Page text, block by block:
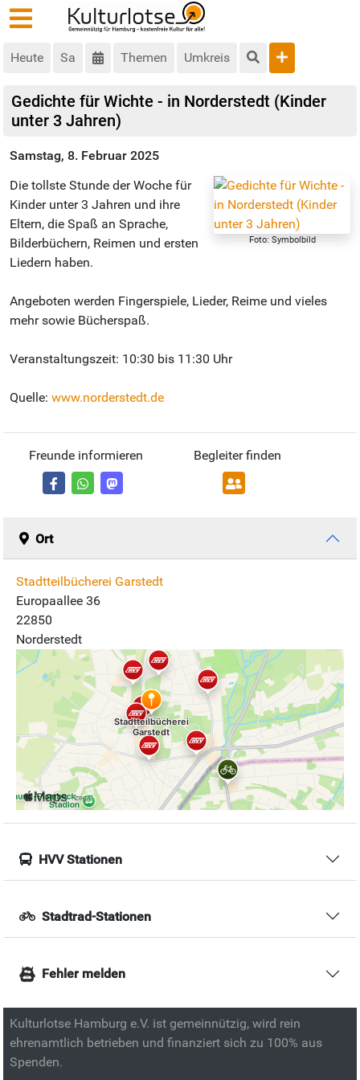
Heute Sa Themen Umkreis
Gedichte für Wichte - in Norderstedt (Kinder
unter 3 Jahren)
Samstag, 8. Februar 2025
Foto: Symbolbild
Die tollste Stunde der Woche für
Kinder unter 3 Jahren und ihre
Eltern, die Spaß an Sprache,
Bilderbüchern, Reimen und ersten
Liedern haben.
Angeboten werden Fingerspiele, Lieder, Reime und vieles
mehr sowie Bücherspaß.
Veranstaltungszeit: 10:30 bis 11:30 Uhr
Quelle: www.norderstedt.de
Freunde informieren Begleiter finden
Ort
Stadtteilbücherei Garstedt
Europaallee 36
22850
Norderstedt
HVV Stationen
Stadtrad-Stationen
Fehler melden
Kulturlotse Hamburg e.V. ist gemeinnützig, wird rein
ehrenamtlich betrieben und finanziert sich zu 100% aus
Spenden.